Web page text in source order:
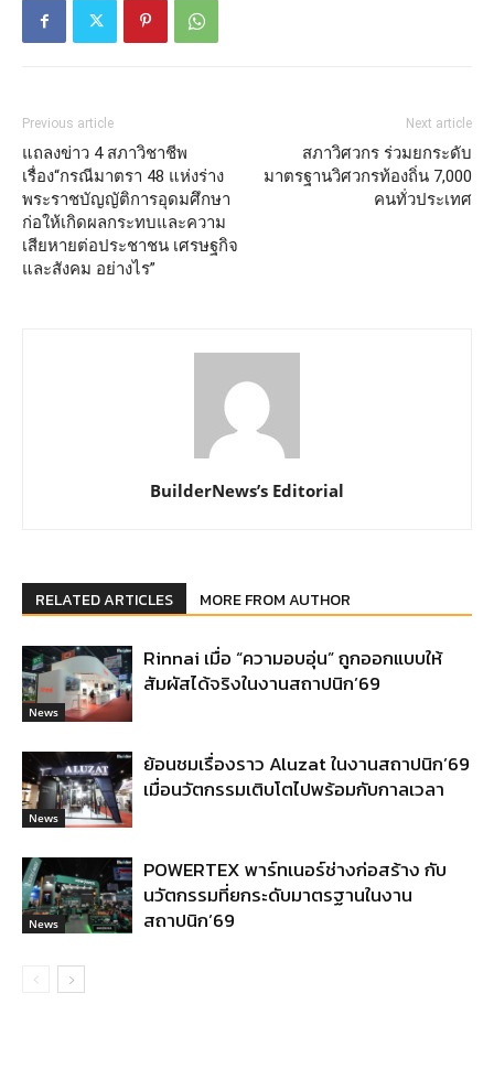
Previous article
แถลงข่าว 4 สภาวิชาชีพ
เรื่อง“กรณีมาตรา 48 แห่งร่าง
พระราชบัญญัติการอุดมศึกษา
ก่อให้เกิดผลกระทบและความ
เสียหายต่อประชาชน เศรษฐกิจ
และสังคม อย่างไร”
Next article
สภาวิศวกร ร่วมยกระดับ
มาตรฐานวิศวกรท้องถิ่น 7,000
คนทั่วประเทศ
BuilderNews’s Editorial
RELATED ARTICLES MORE FROM AUTHOR
News
Rinnai เมื่อ “ความอบอุ่น” ถูกออกแบบให้
สัมผัสได้จริงในงานสถาปนิก’69
News
ย้อนชมเรื่องราว Aluzat ในงานสถาปนิก’69
เมื่อนวัตกรรมเติบโตไปพร้อมกับกาลเวลา
News
POWERTEX พาร์ทเนอร์ช่างก่อสร้าง กับ
นวัตกรรมที่ยกระดับมาตรฐานในงาน
สถาปนิก’69